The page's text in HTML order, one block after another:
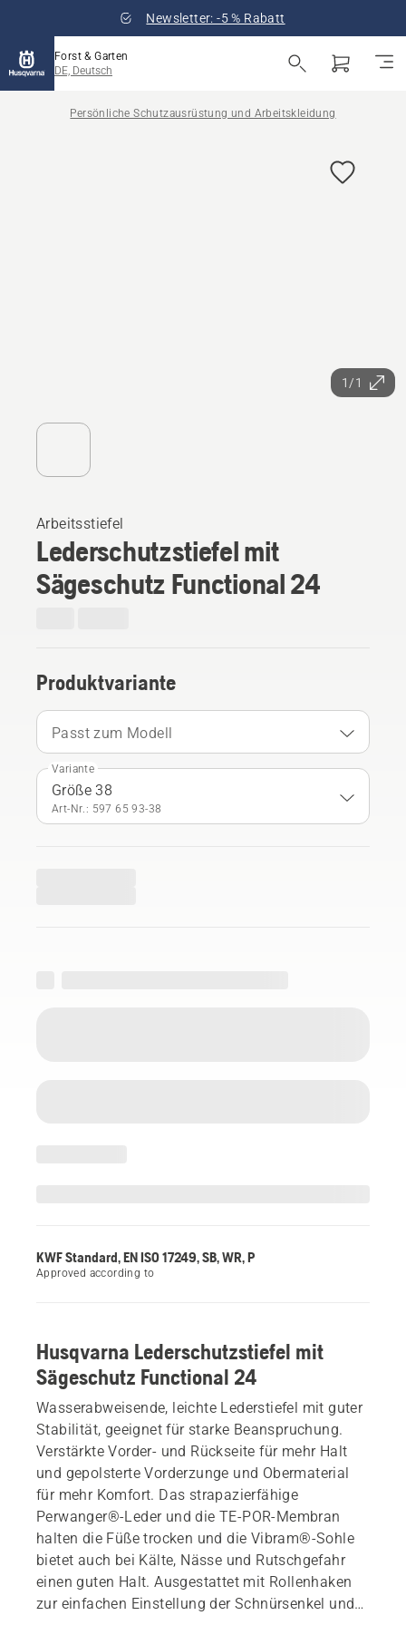
Newsletter: -5 % Rabatt
Forst & Garten
DE, Deutsch
Persönliche Schutzausrüstung und Arbeitskleidung
1/1
Arbeitsstiefel
Lederschutzstiefel mit
Sägeschutz Functional 24
Produktvariante
Passt zum Modell
Variante
Größe 38
Art-Nr.: 597 65 93‑38
KWF Standard, EN ISO 17249, SB, WR, P
Approved according to
Husqvarna Lederschutzstiefel mit
Sägeschutz Functional 24
Wasserabweisende, leichte Lederstiefel mit guter
Stabilität, geeignet für starke Beanspruchung.
Verstärkte Vorder- und Rückseite für mehr Halt
und gepolsterte Vorderzunge und Obermaterial
für mehr Komfort. Das strapazierfähige
Perwanger®-Leder und die TE-POR-Membran
halten die Füße trocken und die Vibram®-Sohle
bietet auch bei Kälte, Nässe und Rutschgefahr
einen guten Halt. Ausgestattet mit Rollenhaken
zur einfachen Einstellung der Schnürsenkel und